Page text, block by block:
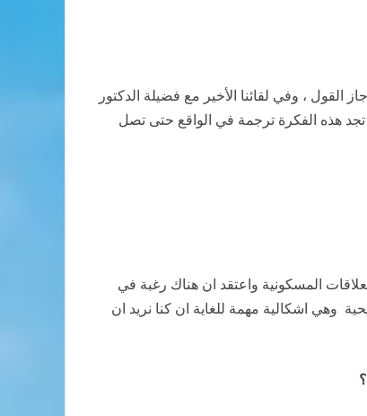
القول ، وفي لقائنا الأخير مع فضيلة الدكتور
تجد هذه الفكرة ترجمة في الواقع حتى تصل
المسكونية واعتقد ان هناك رغبة في
وهي اشكالية مهمة للغاية ان كنا نريد ان